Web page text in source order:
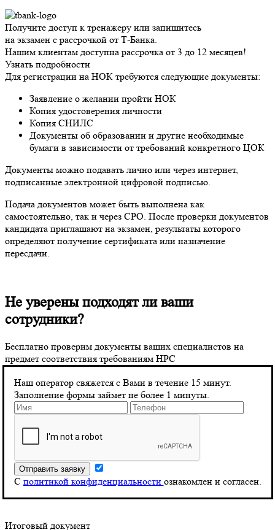
Получите доступ к тренажеру или запишитесь
на экзамен с рассрочкой от Т-Банка.
Нашим клиентам доступна рассрочка от 3 до 12 месяцев!
Узнать подробности
Для регистрации на НОК требуются следующие документы:
Заявление о желании пройти НОК
Копия удостоверения личности
Копия СНИЛС
Документы об образовании и другие необходимые
бумаги в зависимости от требований конкретного ЦОК
Документы можно подавать лично или через интернет,
подписанные электронной цифровой подписью.
Подача документов может быть выполнена как
самостоятельно, так и через СРО. После проверки документов
кандидата приглашают на экзамен, результаты которого
определяют получение сертификата или назначение
пересдачи.
Не уверены подходят ли ваши
сотрудники?
Бесплатно проверим документы ваших специалистов на
предмет соответствия требованиям НРС
Наш оператор свяжется с Вами в течение 15 минут.
Заполнение формы займет не более 1 минуты.
С политикой конфиденциальности ознакомлен и согласен.
Стоимость НОК:
Устанавливается индивидуально каждым ЦОК
Ориентировочная стоимость: от 12 000 до 20 000 рублей
Оплата не возвращается в случае неудачи на экзамене, каждая
последующая попытка оплачивается отдельно
После успешного прохождения НОК специалист получает
НАРК. В случае неудачи выдается заключение о прохождении
экзамена.
Итоговый документ